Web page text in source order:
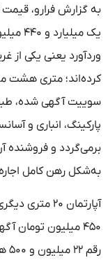
سوییت آگهی شده،
به‌شکل رهن کامل
آپارتمان ۲۰
۴۵۰ میلیون تومان